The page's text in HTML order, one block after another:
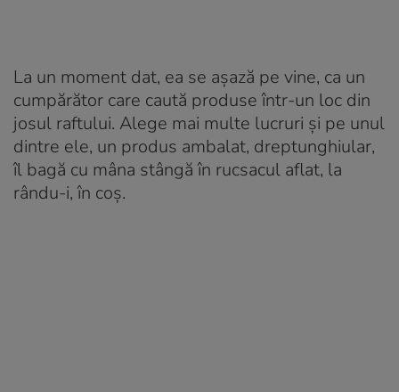
La un moment dat, ea se așază pe vine, ca un
cumpărător care caută produse într-un loc din
josul raftului. Alege mai multe lucruri și pe unul
dintre ele, un produs ambalat, dreptunghiular,
îl bagă cu mâna stângă în rucsacul aflat, la
rându-i, în coș.